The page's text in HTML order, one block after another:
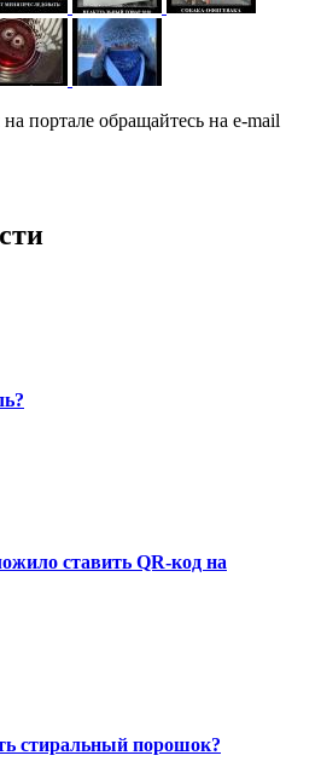
портале обращайтесь на e-mail
ставить QR-код на
стиральный порошок?